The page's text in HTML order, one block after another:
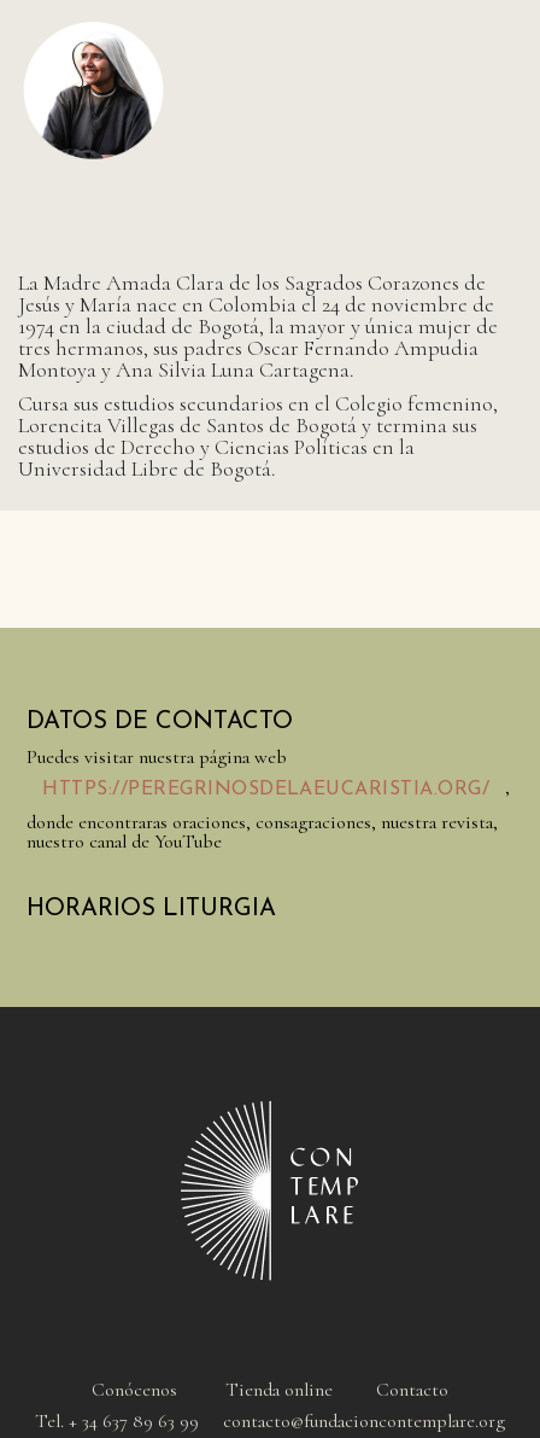
La Madre Amada Clara de los Sagrados Corazones de
Jesús y María nace en Colombia el 24 de noviembre de
1974 en la ciudad de Bogotá, la mayor y única mujer de
tres hermanos, sus padres Oscar Fernando Ampudia
Montoya y Ana Silvia Luna Cartagena.
Cursa sus estudios secundarios en el Colegio femenino,
Lorencita Villegas de Santos de Bogotá y termina sus
estudios de Derecho y Ciencias Políticas en la
Universidad Libre de Bogotá.
DATOS DE CONTACTO
Puedes visitar nuestra página web
HTTPS://PEREGRINOSDELAEUCARISTIA.ORG/
,
donde encontraras oraciones, consagraciones, nuestra revista,
nuestro canal de YouTube
HORARIOS LITURGIA
Conócenos Tienda online
Contacto
Tel. + 34 637 89 63 99 contacto@fundacioncontemplare.org